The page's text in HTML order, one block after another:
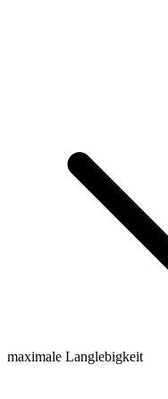
maximale Langlebigkeit